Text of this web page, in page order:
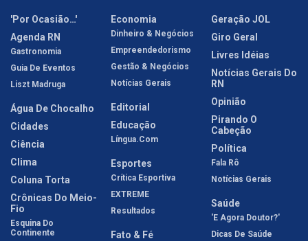
'Por Ocasião…'
Agenda RN
Gastronomia
Guia De Eventos
Liszt Madruga
Água De Chocalho
Cidades
Ciência
Clima
Coluna Torta
Crônicas Do Meio-
Fio
Esquina Do
Continente
Economia
Dinheiro & Negócios
Empreendedorismo
Gestão & Negócios
Notícias Gerais
Editorial
Educação
Língua.com
Esportes
Crítica Esportiva
EXTREME
Resultados
Fato & Fé
Geração JOL
Giro Geral
Livres Idéias
Notícias Gerais Do
RN
Opinião
Pirando O
Cabeção
Política
Fala Rô
Notícias Gerais
Saúde
'E Agora Doutor?'
Dicas De Saúde